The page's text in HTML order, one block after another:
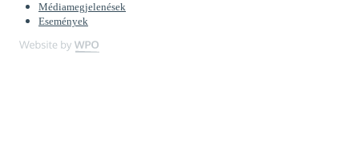
Médiamegjelenések
Események